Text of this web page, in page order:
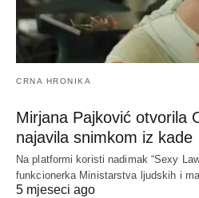
CRNA HRONIKA
Mirjana Pajković otvorila
najavila snimkom iz kade
Na platformi koristi nadimak “Sexy
funkcionerka Ministarstva ljudskih i
5 mjeseci ago